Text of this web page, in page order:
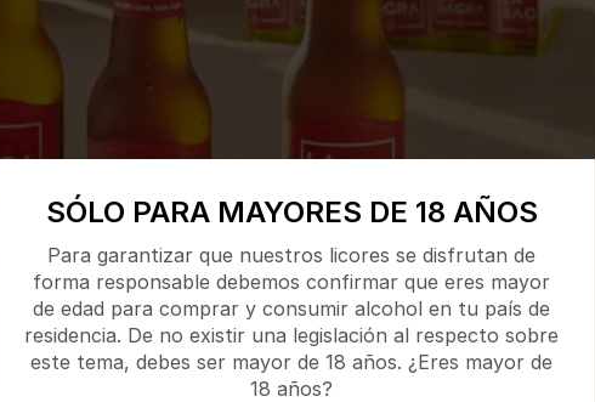
SÓLO PARA MAYORES DE 18 AÑOS
Para garantizar que nuestros licores se disfrutan de
forma responsable debemos confirmar que eres mayor
de edad para comprar y consumir alcohol en tu país de
residencia. De no existir una legislación al respecto sobre
este tema, debes ser mayor de 18 años. ¿Eres mayor de
18 años?